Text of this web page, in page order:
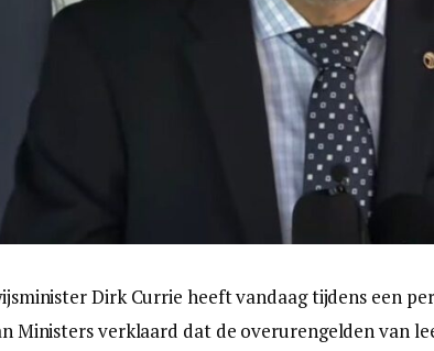
Dirk Currie heeft vandaag tijdens een
Ministers verklaard dat de overurengelden van